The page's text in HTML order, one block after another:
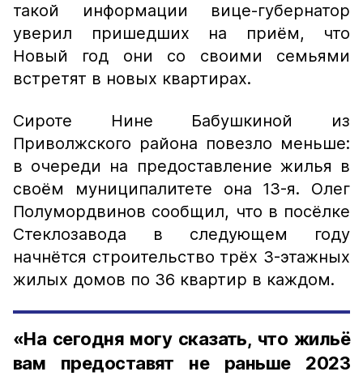
такой информации вице-губернатор
уверил пришедших на приём, что
Новый год они со своими семьями
встретят в новых квартирах.
Сироте Нине Бабушкиной из
Приволжского района повезло меньше:
в очереди на предоставление жилья в
своём муниципалитете она 13-я. Олег
Полумордвинов сообщил, что в посёлке
Стеклозавода в следующем году
начнётся строительство трёх 3-этажных
жилых домов по 36 квартир в каждом.
«На сегодня могу сказать, что жильё
вам предоставят не раньше 2023